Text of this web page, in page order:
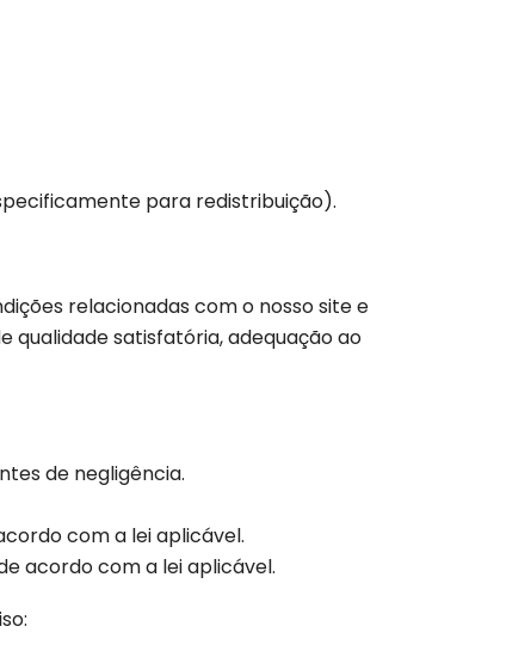
para redistribuição).
relacionadas com o nosso site e
qualidade satisfatória, adequação ao
de negligência.
com a lei aplicável.
acordo com a lei aplicável.